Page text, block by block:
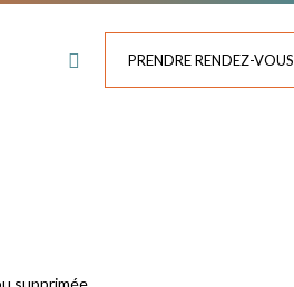
PRENDRE RENDEZ-VOUS
supprimée.